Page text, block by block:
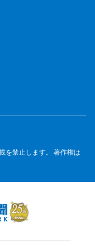
を禁止します。 著作権は